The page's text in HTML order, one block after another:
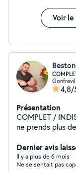
Voir
4,8/
Présentation
COMPLET /
ne prends plus
Dernier avis
Il y a plus de 6 mois
Ne se sentait pas